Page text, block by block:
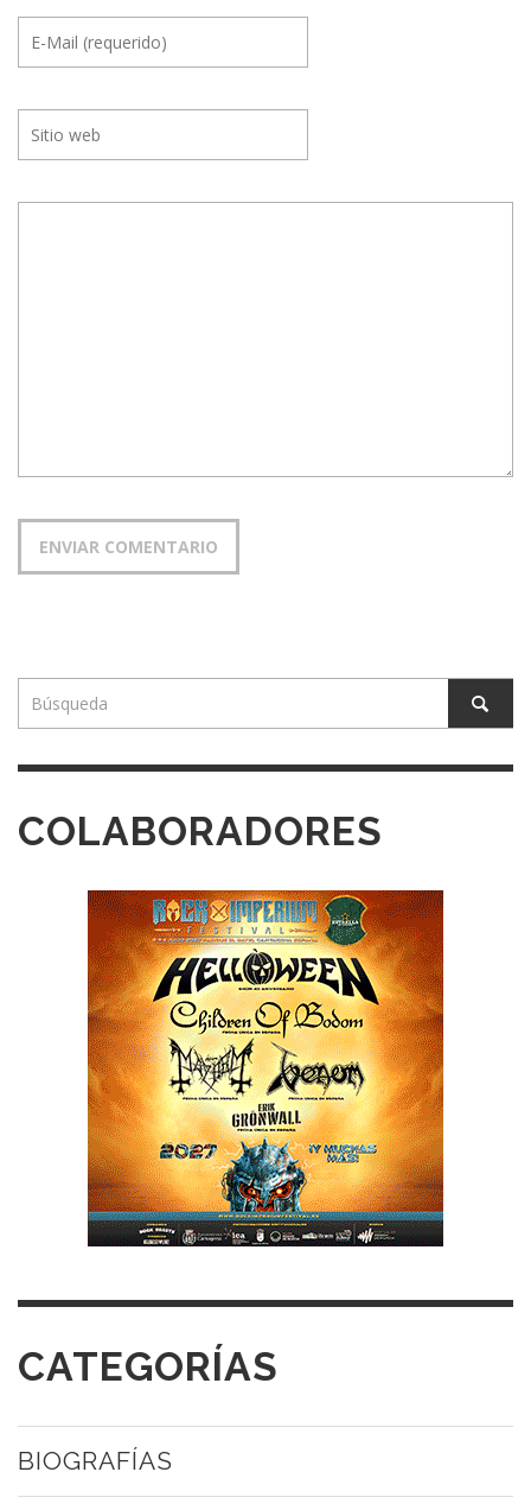
COLABORADORES
CATEGORÍAS
BIOGRAFÍAS